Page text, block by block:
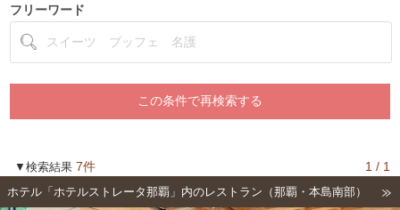
フリーワード
▼検索結果 7件 1 / 1
ホテル「ホテルストレータ那覇」内のレストラン（那覇・本島南部）